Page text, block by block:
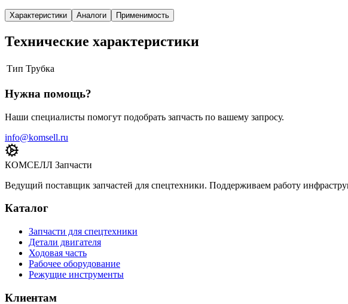
Характеристики Аналоги Применимость
Технические характеристики
Тип Трубка
Нужна помощь?
Наши специалисты помогут подобрать запчасть по вашему запросу.
info@komsell.ru
КОМСЕЛЛ Запчасти
Ведущий поставщик запчастей для спецтехники. Поддерживаем работу
Каталог
Запчасти для спецтехники
Детали двигателя
Ходовая часть
Рабочее оборудование
Режущие инструменты
Клиентам